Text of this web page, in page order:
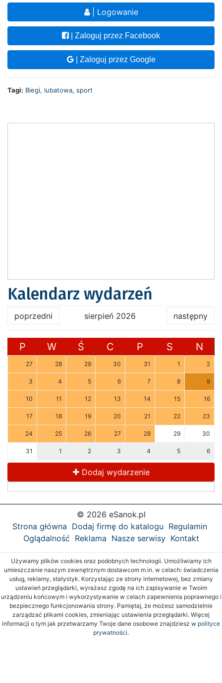
| Logowanie
| Zaloguj przez Facebook
| Zaloguj przez Google
Tagi: Biegi, lubatowa, sport
Kalendarz wydarzeń
poprzedni sierpień 2026 następny
P W Ś C P S N
27 28 29 30 31 1 2
3 4 5 6 7 8 9
10 11 12 13 14 15 16
17 18 19 20 21 22 23
24 25 26 27 28 29 30
31 1 2 3 4 5 6
Dodaj wydarzenie
© 2026 eSanok.pl
Strona główna Dodaj firmę do katalogu Regulamin
Oglądalność Reklama Nasze serwisy Kontakt
Używamy plików cookies oraz podobnych technologii. Umożliwiamy ich
umieszczanie naszym zewnętrznym dostawcom m.in. w celach: świadczenia
usług, reklamy, statystyk. Korzystając ze strony internetowej, bez zmiany
ustawień przeglądarki, wyrażasz zgodę na ich zapisywanie w Twoim
urządzeniu końcowym i wykorzystywanie w celach zapewnienia poprawnego i
bezpiecznego funkcjonowania strony. Pamiętaj, że możesz samodzielnie
zarządzać plikami cookies, zmieniając ustawienia przeglądarki. Więcej
informacji o tym jak przetwarzamy Twoje dane osobowe znajdziesz w polityce
prywatności.